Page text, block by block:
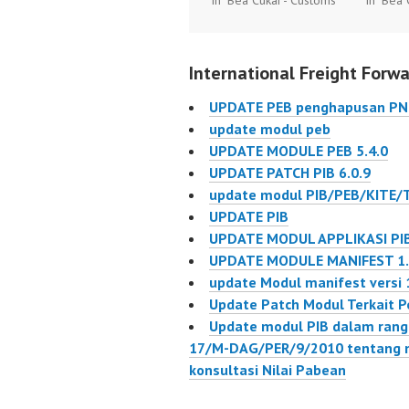
pemberlakuan Peraturan
Jenis dan Tarif atas Jenis
Bukan Pajak yang
Berlaku pada
Kementerian Keuangan,
perlu dilakukan update
modul PEB dan BC 2.3.
Patch modul…
DAG/
Dan
41/
tanggal
2014
Ekspor
90/
International Freight
UPDATE PEB penghapusan
update modul peb
UPDATE MODULE PEB 5.4.0
UPDATE PATCH PIB 6.0.9
update modul PIB/PEB/KITE/
UPDATE PIB
UPDATE MODUL APPLIKASI
UPDATE MODULE MANIFEST
update Modul manifest versi
Update Patch Modul Terkait
Update modul PIB dalam
17/M-DAG/PER/9/2010 tentang
konsultasi Nilai Pabean